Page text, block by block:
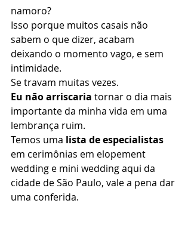
namoro?
Isso porque muitos casais não
sabem o que dizer, acabam
deixando o momento vago, e sem
intimidade.
Se travam muitas vezes.
Eu não arriscaria tornar o dia mais
importante da minha vida em uma
lembrança ruim.
Temos uma lista de especialistas
em cerimônias em elopement
wedding e mini wedding aqui da
cidade de São Paulo, vale a pena dar
uma conferida.